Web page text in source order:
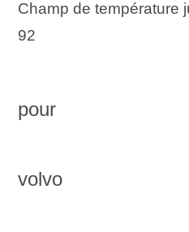
Champ de température
92
pour
volvo